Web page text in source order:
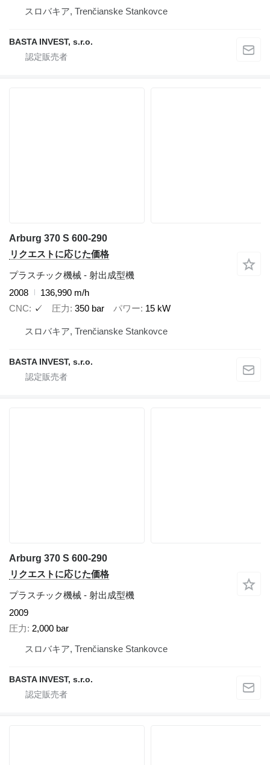
スロバキア, Trenčianske Stankovce
BASTA INVEST, s.r.o.
Arburg 370 S 600-290
リクエストに応じた価格
プラスチック機械 - 射出成型機
2008
136,990 m/h
CNC
✓ 圧力 350 bar パワー 15 kW
スロバキア, Trenčianske Stankovce
BASTA INVEST, s.r.o.
Arburg 370 S 600-290
リクエストに応じた価格
プラスチック機械 - 射出成型機
2009
圧力
2,000 bar
スロバキア, Trenčianske Stankovce
BASTA INVEST, s.r.o.